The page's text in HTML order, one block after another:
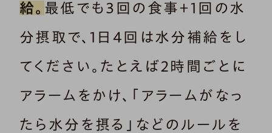
給。 最低でも3回の食事＋1回の水
分摂取で、1日4回は水分補給をし
てください。たとえば2時間ごとに
アラームをかけ、「アラームがなっ
たら水分を摂る」などのルールを